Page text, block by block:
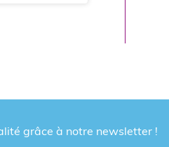
grâce à notre newsletter !